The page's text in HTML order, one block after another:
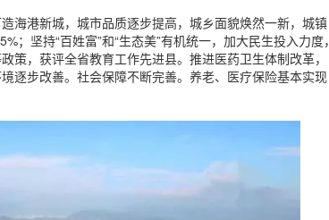
海港新城，城市品质逐步提高，城乡面貌焕然一新，城镇
；坚持“百姓富”和“生态美”有机统一，加大民生投入力度，
策，获评全省教育工作先进县。推进医药卫生体制改革，
逐步改善。社会保障不断完善。养老、医疗保险基本实现